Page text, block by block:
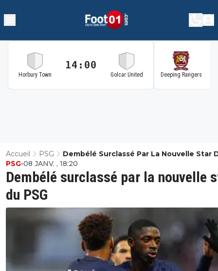
Horbury Town
14:00
Golcar United Deeping Rangers
Accueil PSG
Dembélé Surclassé Par La Nouvelle Star
PSG
Dembélé surclassé par la nouvelle
du PSG
PSG•08 JANV. , 18:20